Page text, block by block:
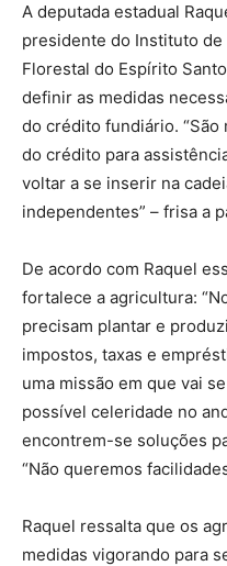
A deputada estadual
presidente do Instituto
Florestal do Espírito
definir as medidas
do crédito fundiário.
do crédito para
voltar a se inserir na
independentes” – frisa a
De acordo com Raquel
fortalece a agricultura:
precisam plantar e
impostos, taxas e
uma missão em que vai
possível celeridade no
encontrem-se soluções
“Não queremos
Raquel ressalta que os
medidas vigorando para